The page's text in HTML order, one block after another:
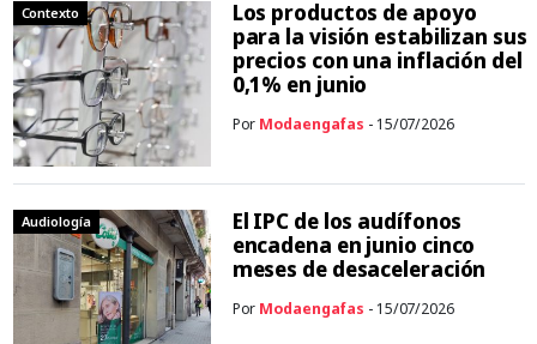
Contexto
Los productos de apoyo
para la visión estabilizan sus
precios con una inflación del
0,1% en junio
Por Modaengafas - 15/07/2026
Audiología
El IPC de los audífonos
encadena en junio cinco
meses de desaceleración
Por Modaengafas - 15/07/2026